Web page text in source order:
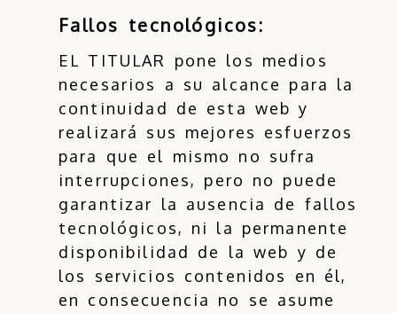
Fallos tecnológicos:
EL TITULAR pone los medios
necesarios a su alcance para la
continuidad de esta web y
realizará sus mejores esfuerzos
para que el mismo no sufra
interrupciones, pero no puede
garantizar la ausencia de fallos
tecnológicos, ni la permanente
disponibilidad de la web y de
los servicios contenidos en él,
en consecuencia no se asume